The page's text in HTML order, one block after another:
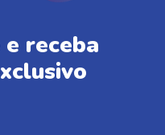
receba